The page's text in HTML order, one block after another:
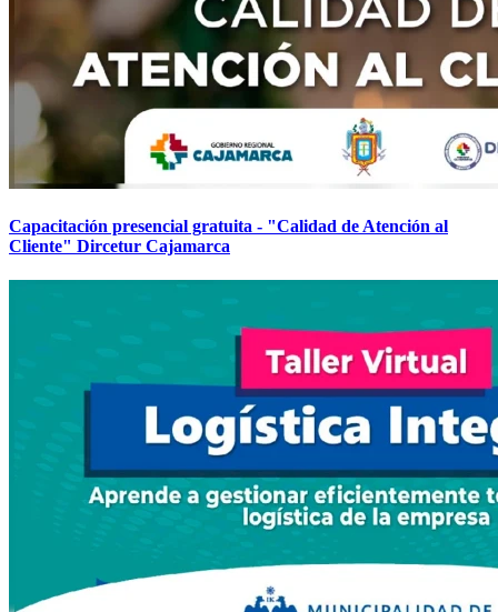
Capacitación presencial gratuita - "Calidad de Atención al
Cliente" Dircetur Cajamarca